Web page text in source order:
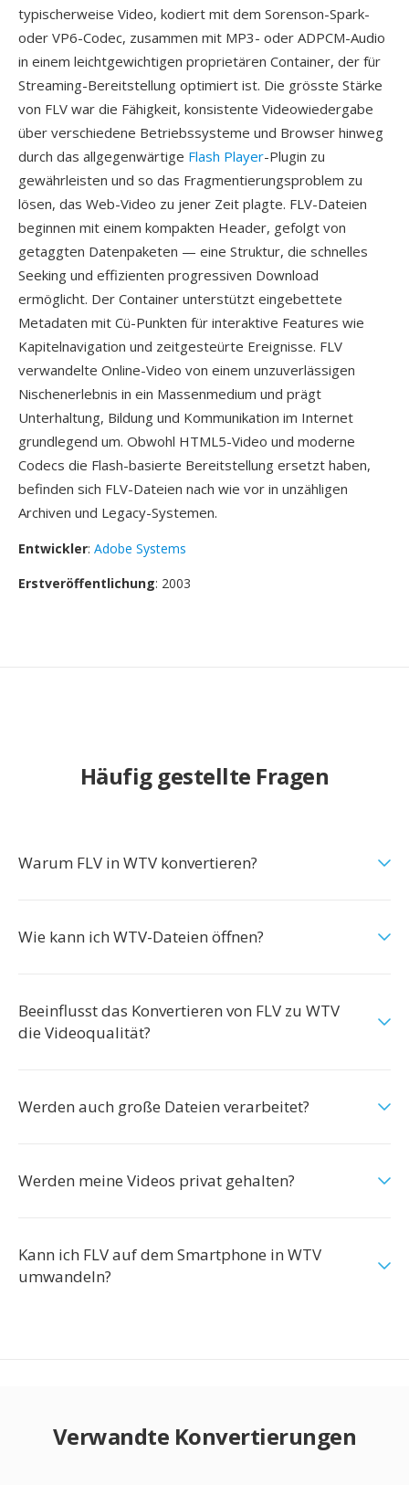
typischerweise Video, kodiert mit dem Sorenson-Spark-
oder VP6-Codec, zusammen mit MP3- oder ADPCM-Audio
in einem leichtgewichtigen proprietären Container, der für
Streaming-Bereitstellung optimiert ist. Die grösste Stärke
von FLV war die Fähigkeit, konsistente Videowiedergabe
über verschiedene Betriebssysteme und Browser hinweg
durch das allgegenwärtige Flash Player-Plugin zu
gewährleisten und so das Fragmentierungsproblem zu
lösen, das Web-Video zu jener Zeit plagte. FLV-Dateien
beginnen mit einem kompakten Header, gefolgt von
getaggten Datenpaketen — eine Struktur, die schnelles
Seeking und effizienten progressiven Download
ermöglicht. Der Container unterstützt eingebettete
Metadaten mit Cü-Punkten für interaktive Features wie
Kapitelnavigation und zeitgesteürte Ereignisse. FLV
verwandelte Online-Video von einem unzuverlässigen
Nischenerlebnis in ein Massenmedium und prägt
Unterhaltung, Bildung und Kommunikation im Internet
grundlegend um. Obwohl HTML5-Video und moderne
Codecs die Flash-basierte Bereitstellung ersetzt haben,
befinden sich FLV-Dateien nach wie vor in unzähligen
Archiven und Legacy-Systemen.
Entwickler: Adobe Systems
Erstveröffentlichung: 2003
Häufig gestellte Fragen
Warum FLV in WTV konvertieren?
Wie kann ich WTV-Dateien öffnen?
Beeinflusst das Konvertieren von FLV zu WTV
die Videoqualität?
Werden auch große Dateien verarbeitet?
Werden meine Videos privat gehalten?
Kann ich FLV auf dem Smartphone in WTV
umwandeln?
Verwandte Konvertierungen